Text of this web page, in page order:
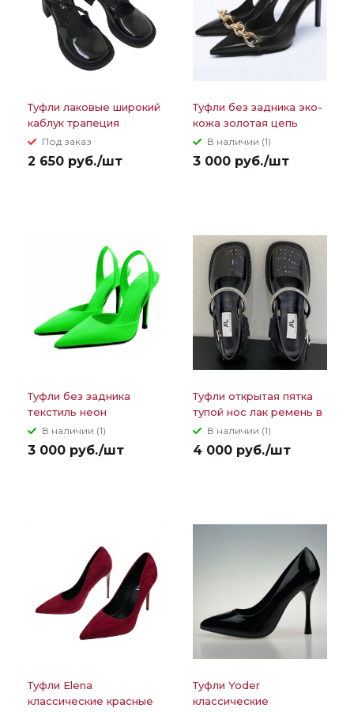
Туфли лаковые широкий
каблук трапеция
ремешкки перекрестом
Под заказ
2 650 руб./шт
Туфли без задника эко-
кожа золотая цепь
В наличии (1)
3 000 руб./шт
Туфли без задника
текстиль неон
В наличии (1)
3 000 руб./шт
Туфли открытая пятка
тупой нос лак ремень в
стразах широкий каблук
и подошва
В наличии (1)
4 000 руб./шт
Туфли Elena
классические красные
Туфли Yoder
классические